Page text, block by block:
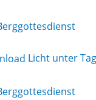
Licht unter